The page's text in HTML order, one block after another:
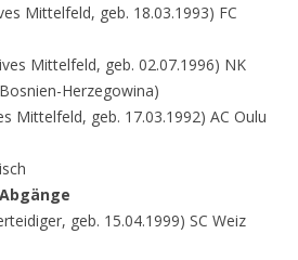
Mittelfeld, geb. 18.03.1993) FC
Mittelfeld, geb. 02.07.1996) NK
Herzegowina)
Mittelfeld, geb. 17.03.1992) AC Oulu
geb. 15.04.1999) SC Weiz